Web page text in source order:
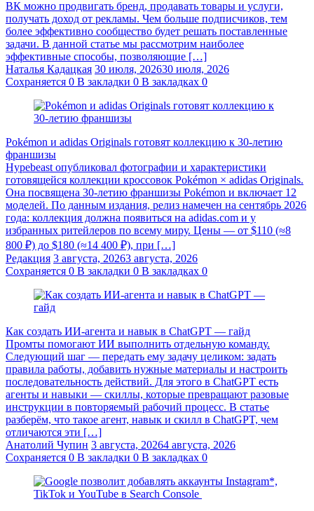
ВК можно продвигать бренд, продавать товары и услуги,
получать доход от рекламы. Чем больше подписчиков, тем
более эффективно сообщество будет решать поставленные
задачи. В данной статье мы рассмотрим наиболее
эффективные способы, позволяющие […]
Наталья Кадацкая 30 июля, 202630 июля, 2026
Сохраняется 0 В закладки 0 В закладках 0
Pokémon и adidas Originals готовят коллекцию к 30-летию
франшизы
Hypebeast опубликовал фотографии и характеристики
готовящейся коллекции кроссовок Pokémon × adidas Originals.
Она посвящена 30-летию франшизы Pokémon и включает 12
моделей. По данным издания, релиз намечен на сентябрь 2026
года: коллекция должна появиться на adidas.com и у
избранных ритейлеров по всему миру. Цены — от $110 (≈8
800 ₽) до $180 (≈14 400 ₽), при […]
Редакция 3 августа, 20263 августа, 2026
Сохраняется 0 В закладки 0 В закладках 0
Как создать ИИ-агента и навык в ChatGPT — гайд
Промты помогают ИИ выполнить отдельную команду.
Следующий шаг — передать ему задачу целиком: задать
правила работы, добавить нужные материалы и настроить
последовательность действий. Для этого в ChatGPT есть
агенты и навыки — скиллы, которые превращают разовые
инструкции в повторяемый рабочий процесс. В статье
разберём, что такое агент, навык и скилл в ChatGPT, чем
отличаются эти […]
Анатолий Чупин 3 августа, 20264 августа, 2026
Сохраняется 0 В закладки 0 В закладках 0